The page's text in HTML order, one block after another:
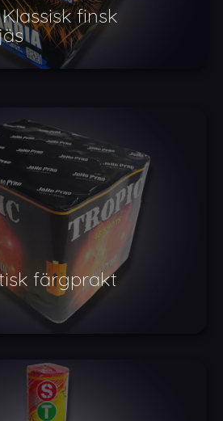
finsk
färgprakt